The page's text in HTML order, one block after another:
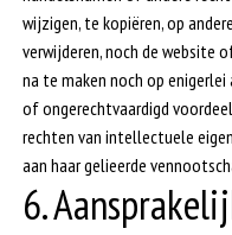
wijzigen, te kopiëren, op
verwijderen, noch de website
na te maken noch op
of ongerechtvaardigd
rechten van intellectuele
aan haar gelieerde
6.